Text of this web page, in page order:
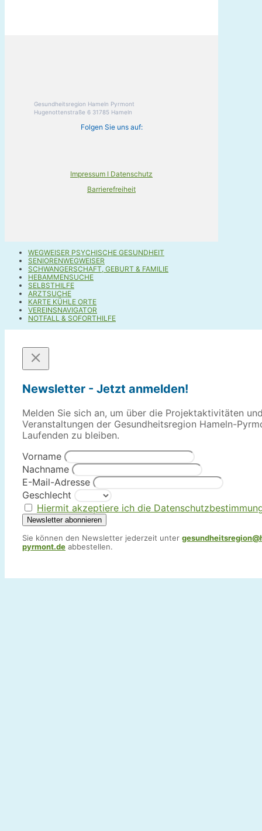
Gesundheitsregion Hameln Pyrmont
Hugenottenstraße 6 31785 Hameln
Folgen Sie uns auf:
Impressum I Datenschutz
Barrierefreiheit
WEGWEISER PSYCHISCHE GESUNDHEIT
SENIORENWEGWEISER
SCHWANGERSCHAFT, GEBURT & FAMILIE
HEBAMMENSUCHE
SELBSTHILFE
ARZTSUCHE
KARTE KÜHLE ORTE
VEREINSNAVIGATOR
NOTFALL & SOFORTHILFE
Newsletter - Jetzt anmelden!
Melden Sie sich an, um über die Projektaktivitäten
Veranstaltungen der Gesundheitsregion Hameln-
Laufenden zu bleiben.
Vorname
Nachname
E-Mail-Adresse
Geschlecht
Hiermit akzeptiere ich die
Sie können den Newsletter jederzeit unter
pyrmont.de abbestellen.